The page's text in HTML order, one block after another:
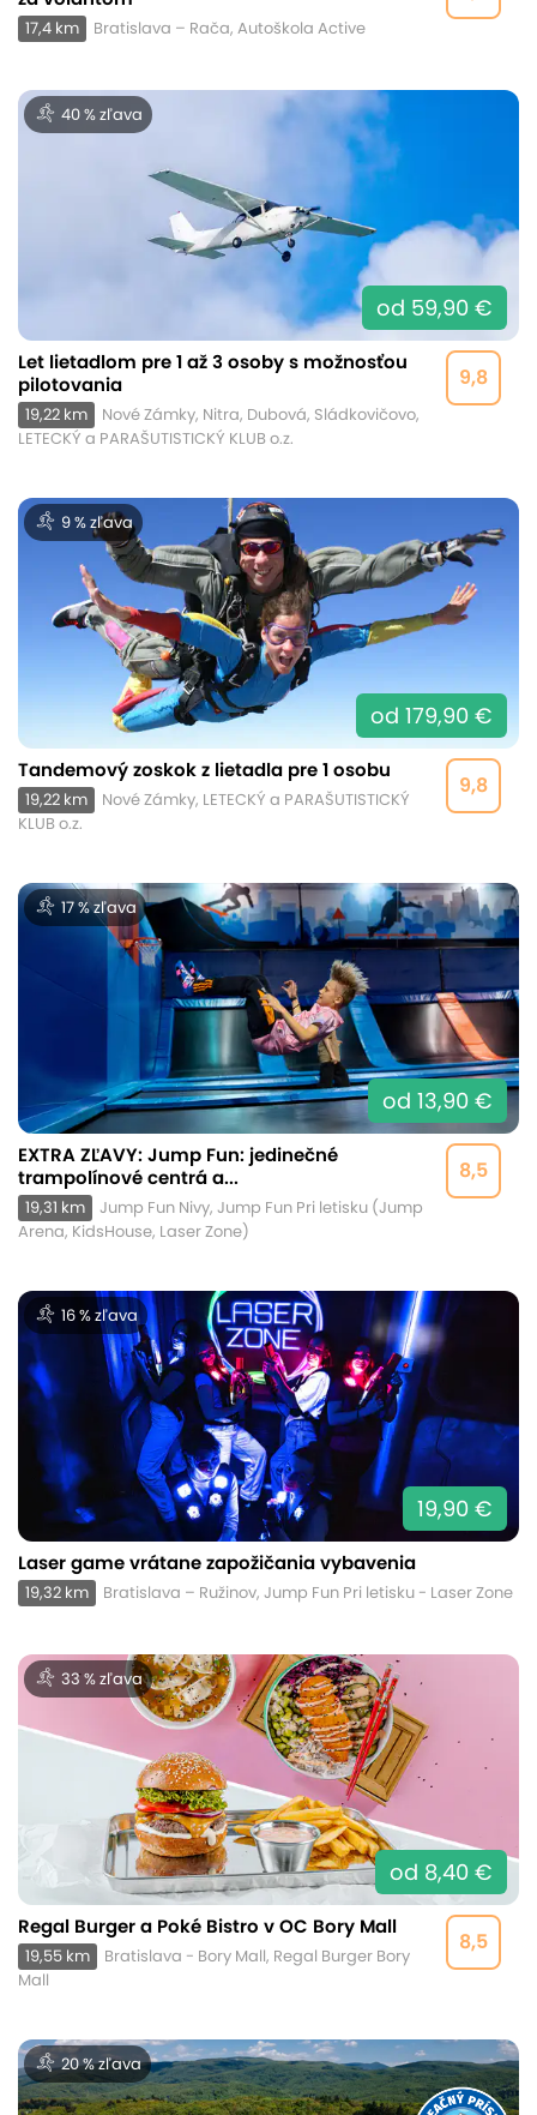
17,4 km Bratislava – Rača, Autoškola Active
40 % zľava
od 59,90 €
9,8
Let lietadlom pre 1 až 3 osoby s možnosťou
pilotovania
19,22 km
Nové Zámky, Nitra, Dubová, Sládkovičovo,
LETECKÝ a PARAŠUTISTICKÝ KLUB o.z.
9 % zľava
od 179,90 €
9,8
Tandemový zoskok z lietadla pre 1 osobu
19,22 km
Nové Zámky, LETECKÝ a PARAŠUTISTICKÝ
KLUB o.z.
17 % zľava
od 13,90 €
8,5
EXTRA ZĽAVY: Jump Fun: jedinečné
trampolínové centrá a...
19,31 km
Jump Fun Nivy, Jump Fun Pri letisku (Jump
Arena, KidsHouse, Laser Zone)
16 % zľava
19,90 €
Laser game vrátane zapožičania vybavenia
19,32 km Bratislava – Ružinov, Jump Fun Pri letisku - Laser Zone
33 % zľava
od 8,40 €
8,5
Regal Burger a Poké Bistro v OC Bory Mall
19,55 km
Bratislava - Bory Mall, Regal Burger Bory
Mall
20 % zľava